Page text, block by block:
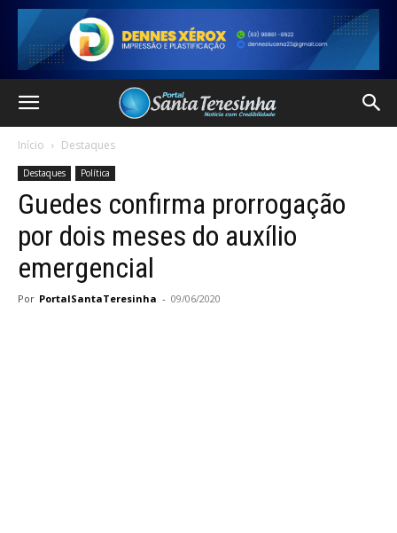
Início Destaques
Destaques Política
Guedes confirma prorrogação
por dois meses do auxílio
emergencial
Por PortalSantaTeresinha - 09/06/2020